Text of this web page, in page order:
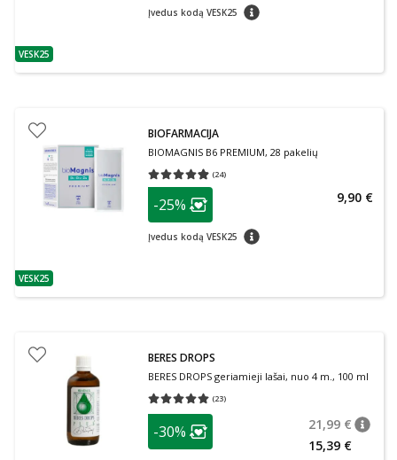
patarimas
VESK25
Įvedus kodą VESK25 patarimas
patarimas
VESK25
BIOFARMACIJA
BIOMAGNIS B6 PREMIUM, 28 pakelių
(24)
Vidutinis įvertinimas 4.88
patarimas
Lojalumo klubo narių nuolaida
-25%
Įvedus kodą VESK25 patarimas
9,90 €
BERES DROPS
BERES DROPS geriamieji lašai, nuo 4 m., 100 ml
(23)
Vidutinis įvertinimas 5.00
patarimas
Lojalumo klubo narių nuolaida
-30% 21,99 €
15,39 €